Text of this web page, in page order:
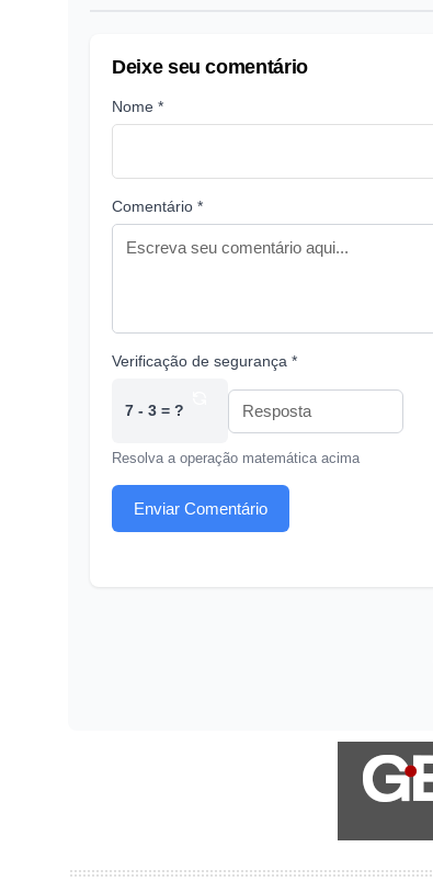
Deixe seu comentário
Nome *
Comentário *
Verificação de segurança *
7 - 3 = ?
Resolva a operação matemática acima
Enviar Comentário